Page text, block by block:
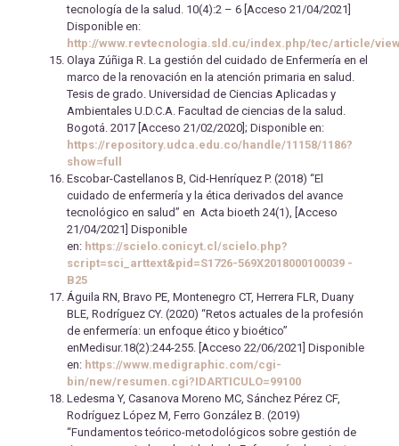
tecnología de la salud. 10(4):2 – 6 [Acceso 21/04/2021]
Disponible en:
http://www.revtecnologia.sld.cu/index.php/tec/article/
Olaya Zúñiga R. La gestión del cuidado de Enfermería en el
marco de la renovación en la atención primaria en salud.
Tesis de grado. Universidad de Ciencias Aplicadas y
Ambientales U.D.C.A. Facultad de ciencias de la salud.
Bogotá. 2017 [Acceso 21/02/2020]; Disponible en:
https://repository.udca.edu.co/handle/11158/1186?
show=full
Escobar-Castellanos B, Cid-Henríquez P. (2018) “El
cuidado de enfermería y la ética derivados del avance
tecnológico en salud” en Acta bioeth 24(1), [Acceso
21/04/2021] Disponible
en: https://scielo.conicyt.cl/scielo.php?
script=sci_arttext&pid=S1726-569X2018000100039 -
B25
Águila RN, Bravo PE, Montenegro CT, Herrera FLR, Duany
BLE, Rodríguez CY. (2020) “Retos actuales de la profesión
de enfermería: un enfoque ético y bioético”
enMedisur.18(2):244-255. [Acceso 22/06/2021] Disponible
en: https://www.medigraphic.com/cgi-
bin/new/resumen.cgi?IDARTICULO=99100
Ledesma Y, Casanova Moreno MC, Sánchez Pérez CF,
Rodríguez López M, Ferro González B. (2019)
“Fundamentos teórico-metodológicos sobre gestión de